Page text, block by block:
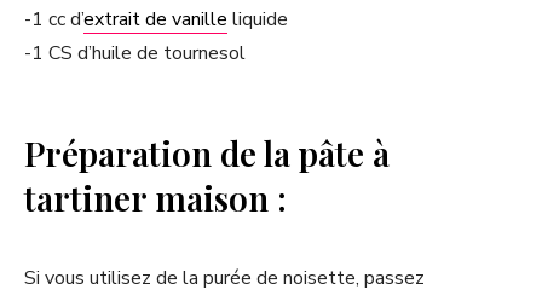
-1 cc d’extrait de vanille liquide
-1 CS d’huile de tournesol
Préparation de la pâte à
tartiner maison :
Si vous utilisez de la purée de noisette, passez